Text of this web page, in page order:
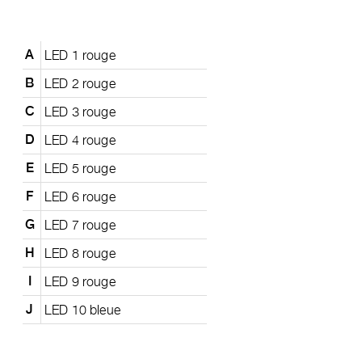
A LED 1 rouge
B LED 2 rouge
C LED 3 rouge
D LED 4 rouge
E LED 5 rouge
F LED 6 rouge
G LED 7 rouge
H LED 8 rouge
LED 9 rouge
J LED 10 bleue